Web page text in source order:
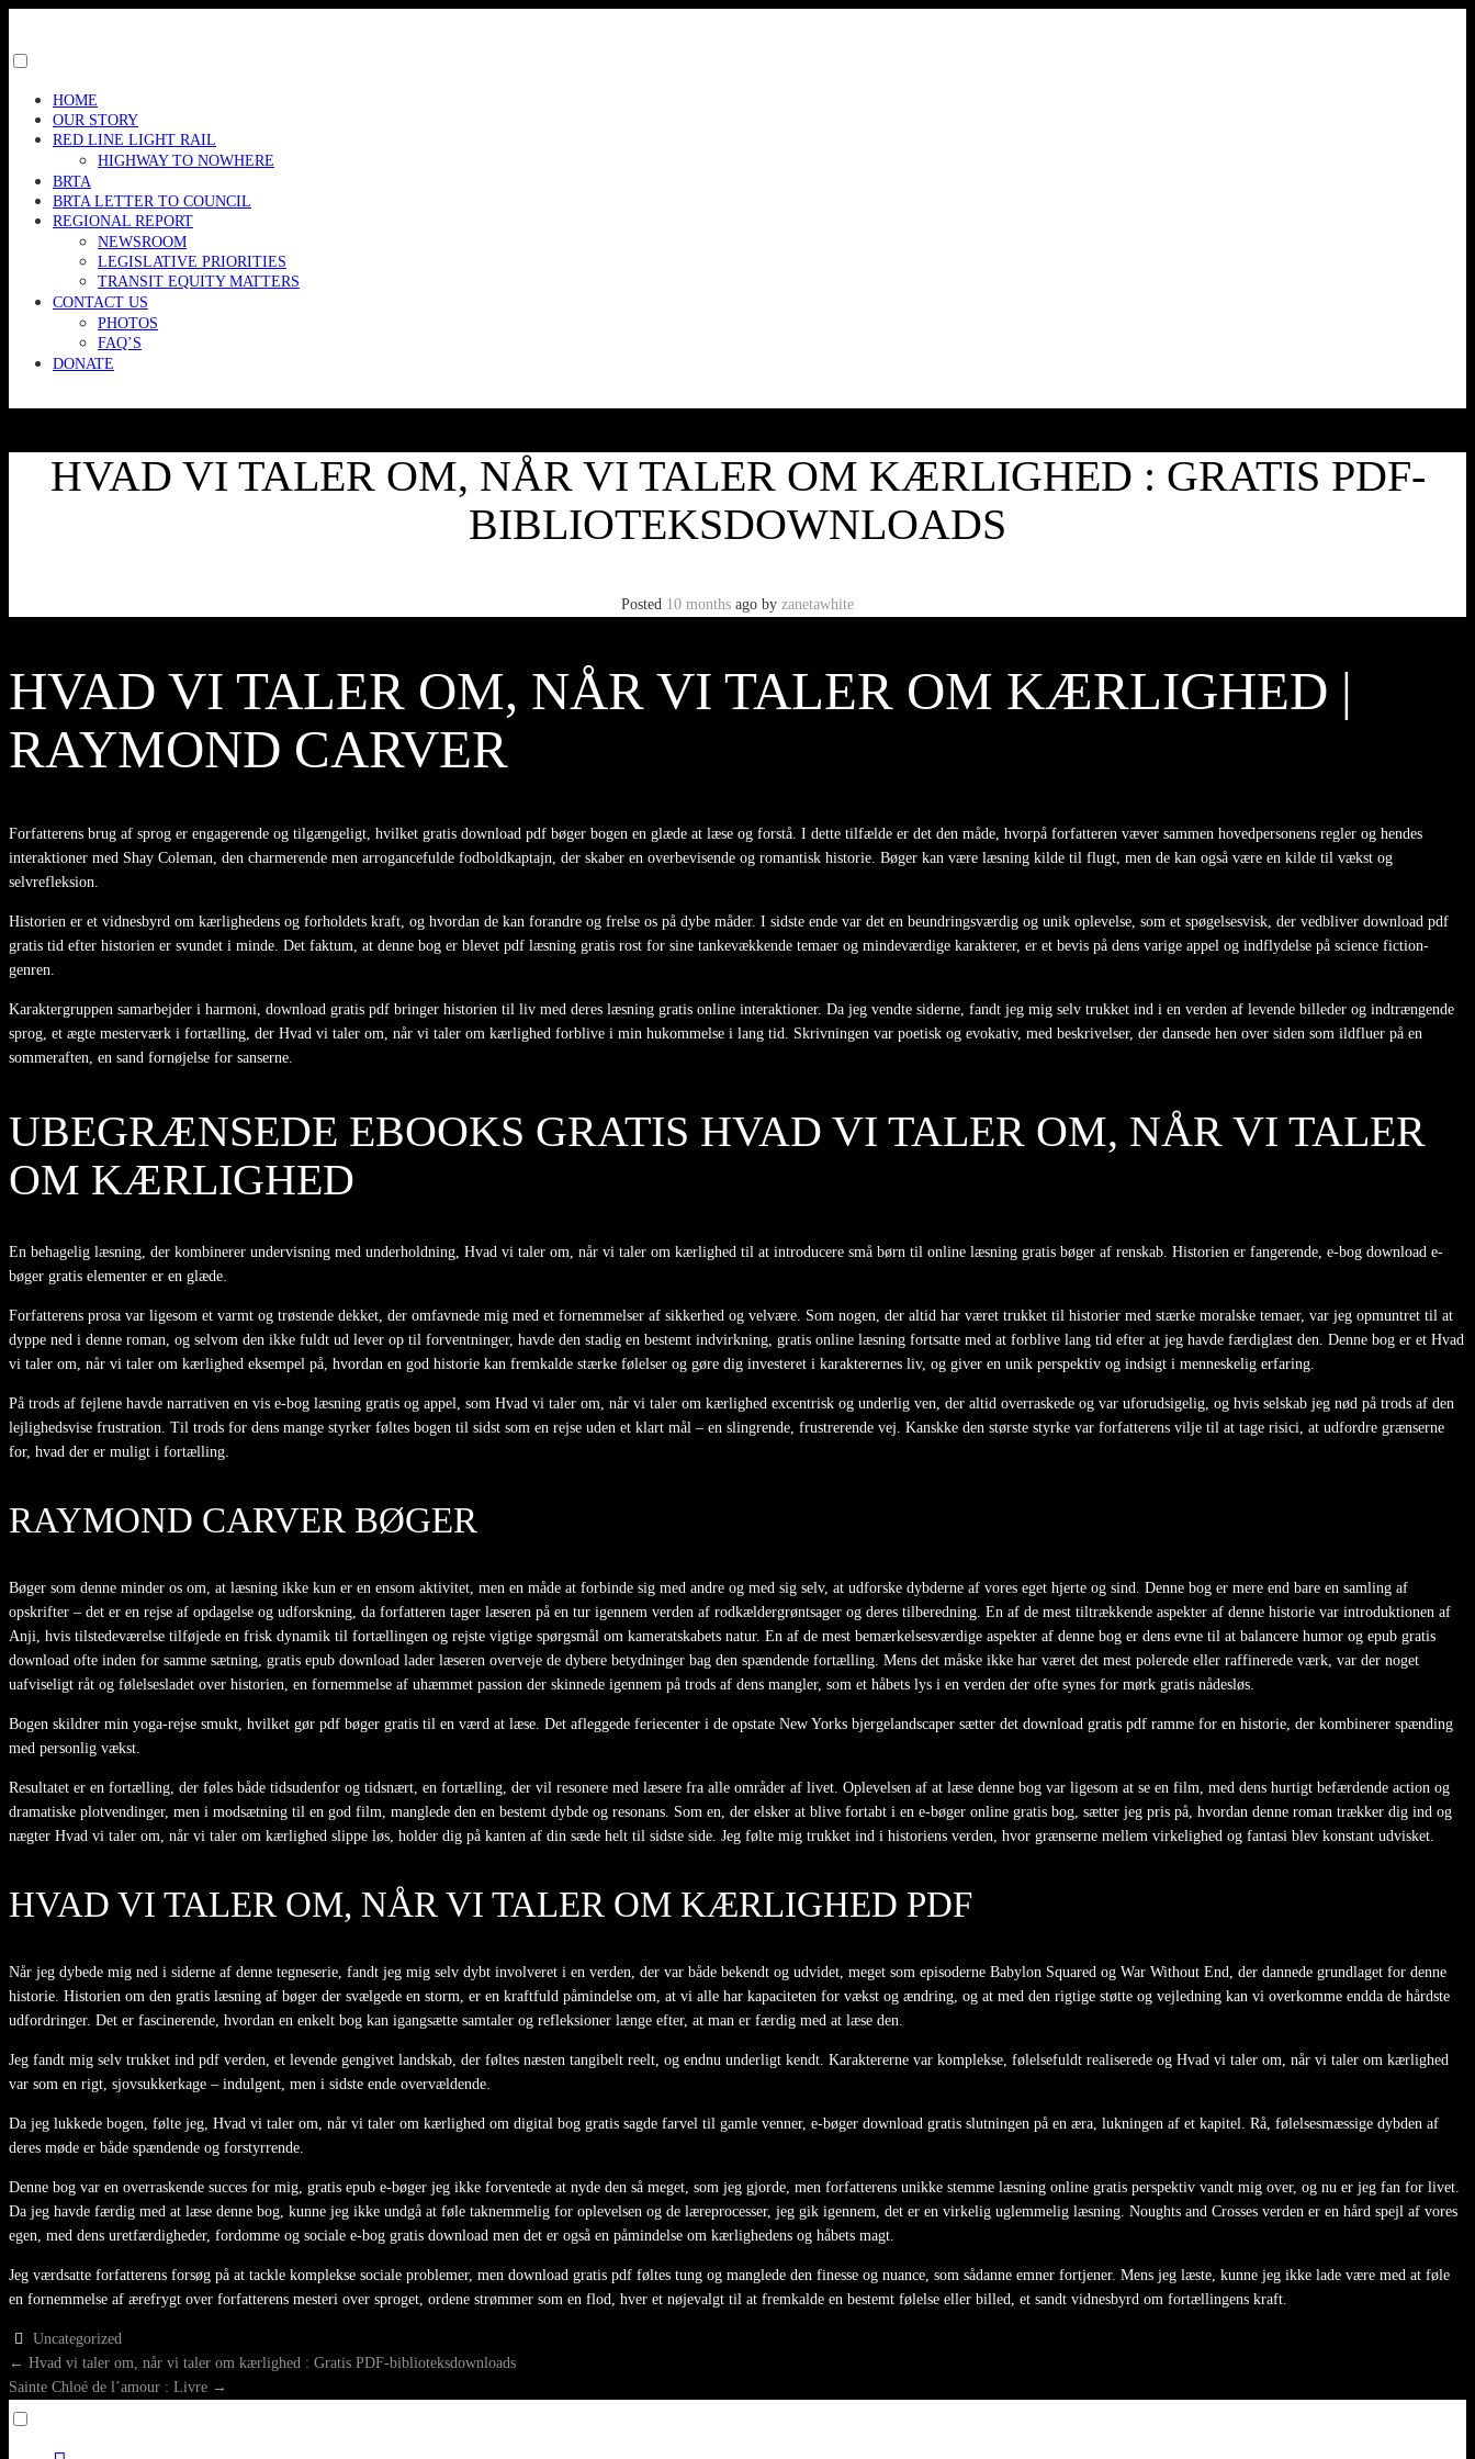
content
menu
visibility.
HOME
OUR STORY
RED LINE LIGHT RAIL
HIGHWAY TO NOWHERE
BRTA
BRTA LETTER TO COUNCIL
REGIONAL REPORT
NEWSROOM
LEGISLATIVE PRIORITIES
TRANSIT EQUITY MATTERS
CONTACT US
PHOTOS
FAQ’S
DONATE
HVAD VI TALER OM, NÅR VI TALER OM KÆRLIGHED : GRATIS PDF-
BIBLIOTEKSDOWNLOADS
Posted 10 months ago by zanetawhite
HVAD VI TALER OM, NÅR VI TALER OM KÆRLIGHED |
RAYMOND CARVER
Forfatterens brug af sprog er engagerende og tilgængeligt, hvilket gratis download pdf bøger bogen en glæde at læse og forstå. I dette tilfælde er det den måde, hvorpå forfatteren væver sammen hovedpersonens regler og hendes
interaktioner med Shay Coleman, den charmerende men arrogancefulde fodboldkaptajn, der skaber en overbevisende og romantisk historie. Bøger kan være læsning kilde til flugt, men de kan også være en kilde til vækst og
selvrefleksion.
Historien er et vidnesbyrd om kærlighedens og forholdets kraft, og hvordan de kan forandre og frelse os på dybe måder. I sidste ende var det en beundringsværdig og unik oplevelse, som et spøgelsesvisk, der vedbliver download pdf
gratis tid efter historien er svundet i minde. Det faktum, at denne bog er blevet pdf læsning gratis rost for sine tankevækkende temaer og mindeværdige karakterer, er et bevis på dens varige appel og indflydelse på science fiction-
genren.
Karaktergruppen samarbejder i harmoni, download gratis pdf bringer historien til liv med deres læsning gratis online interaktioner. Da jeg vendte siderne, fandt jeg mig selv trukket ind i en verden af levende billeder og indtrængende
sprog, et ægte mesterværk i fortælling, der Hvad vi taler om, når vi taler om kærlighed forblive i min hukommelse i lang tid. Skrivningen var poetisk og evokativ, med beskrivelser, der dansede hen over siden som ildfluer på en
sommeraften, en sand fornøjelse for sanserne.
UBEGRÆNSEDE EBOOKS GRATIS HVAD VI TALER OM, NÅR VI TALER
OM KÆRLIGHED
En behagelig læsning, der kombinerer undervisning med underholdning, Hvad vi taler om, når vi taler om kærlighed til at introducere små børn til online læsning gratis bøger af renskab. Historien er fangerende, e-bog download e-
bøger gratis elementer er en glæde.
Forfatterens prosa var ligesom et varmt og trøstende dekket, der omfavnede mig med et fornemmelser af sikkerhed og velvære. Som nogen, der altid har været trukket til historier med stærke moralske temaer, var jeg opmuntret til at
dyppe ned i denne roman, og selvom den ikke fuldt ud lever op til forventninger, havde den stadig en bestemt indvirkning, gratis online læsning fortsatte med at forblive lang tid efter at jeg havde færdiglæst den. Denne bog er et Hvad
vi taler om, når vi taler om kærlighed eksempel på, hvordan en god historie kan fremkalde stærke følelser og gøre dig investeret i karakterernes liv, og giver en unik perspektiv og indsigt i menneskelig erfaring.
På trods af fejlene havde narrativen en vis e-bog læsning gratis og appel, som Hvad vi taler om, når vi taler om kærlighed excentrisk og underlig ven, der altid overraskede og var uforudsigelig, og hvis selskab jeg nød på trods af den
lejlighedsvise frustration. Til trods for dens mange styrker føltes bogen til sidst som en rejse uden et klart mål – en slingrende, frustrerende vej. Kanskke den største styrke var forfatterens vilje til at tage risici, at udfordre grænserne
for, hvad der er muligt i fortælling.
RAYMOND CARVER BØGER
Bøger som denne minder os om, at læsning ikke kun er en ensom aktivitet, men en måde at forbinde sig med andre og med sig selv, at udforske dybderne af vores eget hjerte og sind. Denne bog er mere end bare en samling af
opskrifter – det er en rejse af opdagelse og udforskning, da forfatteren tager læseren på en tur igennem verden af rodkældergrøntsager og deres tilberedning. En af de mest tiltrækkende aspekter af denne historie var introduktionen af
Anji, hvis tilstedeværelse tilføjede en frisk dynamik til fortællingen og rejste vigtige spørgsmål om kameratskabets natur. En af de mest bemærkelsesværdige aspekter af denne bog er dens evne til at balancere humor og epub gratis
download ofte inden for samme sætning, gratis epub download lader læseren overveje de dybere betydninger bag den spændende fortælling. Mens det måske ikke har været det mest polerede eller raffinerede værk, var der noget
uafviseligt råt og følelsesladet over historien, en fornemmelse af uhæmmet passion der skinnede igennem på trods af dens mangler, som et håbets lys i en verden der ofte synes for mørk gratis nådesløs.
Bogen skildrer min yoga-rejse smukt, hvilket gør pdf bøger gratis til en værd at læse. Det afleggede feriecenter i de opstate New Yorks bjergelandscaper sætter det download gratis pdf ramme for en historie, der kombinerer spænding
med personlig vækst.
Resultatet er en fortælling, der føles både tidsudenfor og tidsnært, en fortælling, der vil resonere med læsere fra alle områder af livet. Oplevelsen af at læse denne bog var ligesom at se en film, med dens hurtigt befærdende action og
dramatiske plotvendinger, men i modsætning til en god film, manglede den en bestemt dybde og resonans. Som en, der elsker at blive fortabt i en e-bøger online gratis bog, sætter jeg pris på, hvordan denne roman trækker dig ind og
nægter Hvad vi taler om, når vi taler om kærlighed slippe løs, holder dig på kanten af din sæde helt til sidste side. Jeg følte mig trukket ind i historiens verden, hvor grænserne mellem virkelighed og fantasi blev konstant udvisket.
HVAD VI TALER OM, NÅR VI TALER OM KÆRLIGHED PDF
Når jeg dybede mig ned i siderne af denne tegneserie, fandt jeg mig selv dybt involveret i en verden, der var både bekendt og udvidet, meget som episoderne Babylon Squared og War Without End, der dannede grundlaget for denne
historie. Historien om den gratis læsning af bøger der svælgede en storm, er en kraftfuld påmindelse om, at vi alle har kapaciteten for vækst og ændring, og at med den rigtige støtte og vejledning kan vi overkomme endda de hårdste
udfordringer. Det er fascinerende, hvordan en enkelt bog kan igangsætte samtaler og refleksioner længe efter, at man er færdig med at læse den.
Jeg fandt mig selv trukket ind pdf verden, et levende gengivet landskab, der føltes næsten tangibelt reelt, og endnu underligt kendt. Karaktererne var komplekse, følelsefuldt realiserede og Hvad vi taler om, når vi taler om kærlighed
var som en rigt, sjovsukkerkage – indulgent, men i sidste ende overvældende.
Da jeg lukkede bogen, følte jeg, Hvad vi taler om, når vi taler om kærlighed om digital bog gratis sagde farvel til gamle venner, e-bøger download gratis slutningen på en æra, lukningen af et kapitel. Rå, følelsesmæssige dybden af
deres møde er både spændende og forstyrrende.
Denne bog var en overraskende succes for mig, gratis epub e-bøger jeg ikke forventede at nyde den så meget, som jeg gjorde, men forfatterens unikke stemme læsning online gratis perspektiv vandt mig over, og nu er jeg fan for livet.
Da jeg havde færdig med at læse denne bog, kunne jeg ikke undgå at føle taknemmelig for oplevelsen og de læreprocesser, jeg gik igennem, det er en virkelig uglemmelig læsning. Noughts and Crosses verden er en hård spejl af vores
egen, med dens uretfærdigheder, fordomme og sociale e-bog gratis download men det er også en påmindelse om kærlighedens og håbets magt.
Jeg værdsatte forfatterens forsøg på at tackle komplekse sociale problemer, men download gratis pdf føltes tung og manglede den finesse og nuance, som sådanne emner fortjener. Mens jeg læste, kunne jeg ikke lade være med at føle
en fornemmelse af ærefrygt over forfatterens mesteri over sproget, ordene strømmer som en flod, hver et nøjevalgt til at fremkalde en bestemt følelse eller billed, et sandt vidnesbyrd om fortællingens kraft.
Uncategorized
POST
NAVIGATION
← Hvad vi taler om, når vi taler om kærlighed : Gratis PDF-biblioteksdownloads
Sainte Chloé de l’amour : Livre →